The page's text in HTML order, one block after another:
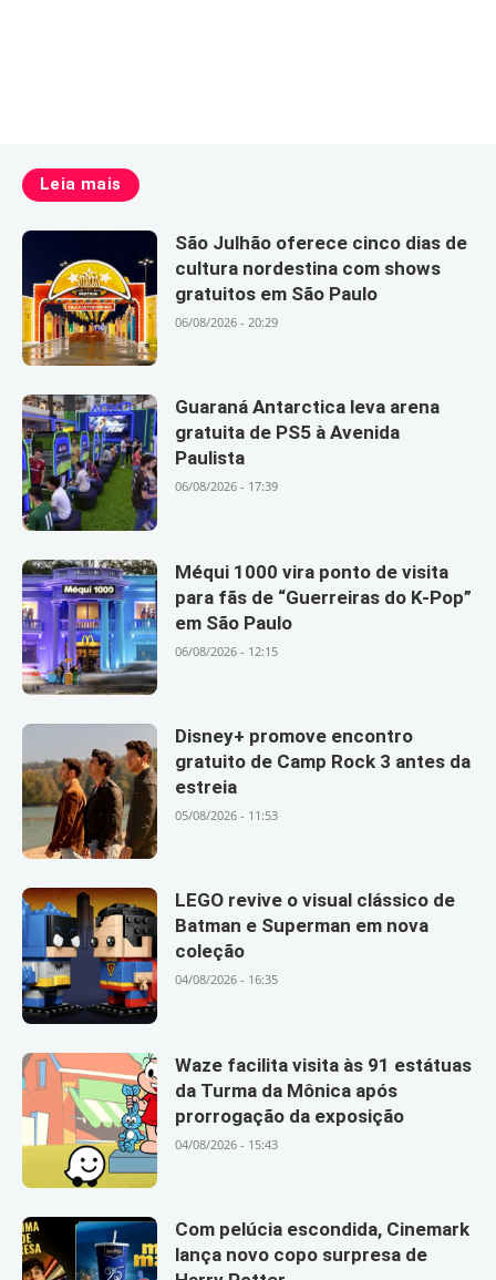
Leia mais
São Julhão oferece cinco dias de
cultura nordestina com shows
gratuitos em São Paulo
06/08/2026 - 20:29
Guaraná Antarctica leva arena
gratuita de PS5 à Avenida
Paulista
06/08/2026 - 17:39
Méqui 1000 vira ponto de visita
para fãs de “Guerreiras do K-Pop”
em São Paulo
06/08/2026 - 12:15
Disney+ promove encontro
gratuito de Camp Rock 3 antes da
estreia
05/08/2026 - 11:53
LEGO revive o visual clássico de
Batman e Superman em nova
coleção
04/08/2026 - 16:35
Waze facilita visita às 91 estátuas
da Turma da Mônica após
prorrogação da exposição
04/08/2026 - 15:43
Com pelúcia escondida, Cinemark
lança novo copo surpresa de